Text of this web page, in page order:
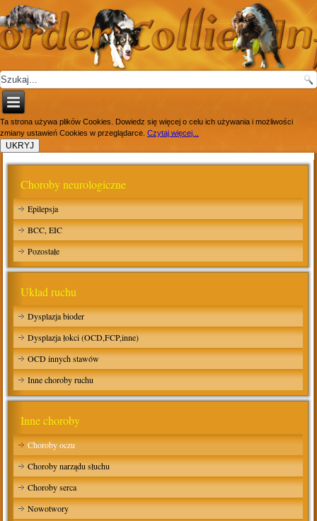
Ta strona używa plików Cookies. Dowiedz się więcej o celu ich używania i możliwości
zmiany ustawień Cookies w przeglądarce. Czytaj więcej...
Choroby neurologiczne
Epilepsja
BCC, EIC
Pozostałe
Układ ruchu
Dysplazja bioder
Dysplazja łokci (OCD,FCP,inne)
OCD innych stawów
Inne choroby ruchu
Inne choroby
Choroby oczu
Choroby narządu słuchu
Choroby serca
Nowotwory